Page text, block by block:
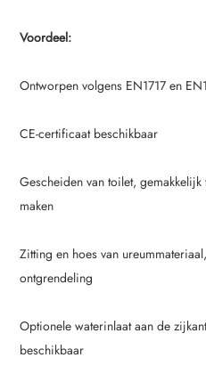
Voordeel:
Ontworpen volgens EN1717 en
CE-certificaat beschikbaar
Gescheiden van toilet,
maken
Zitting en hoes van
ontgrendeling
Optionele waterinlaat aan de
beschikbaar